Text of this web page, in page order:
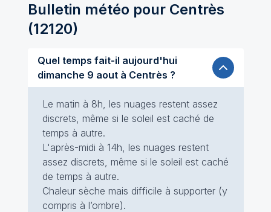
Bulletin météo pour Centrès
(12120)
Quel temps fait-il aujourd'hui
dimanche 9 aout à Centrès ?
Le matin à 8h, les nuages restent assez
discrets, même si le soleil est caché de
temps à autre.
L'après-midi à 14h, les nuages restent
assez discrets, même si le soleil est caché
de temps à autre.
Chaleur sèche mais difficile à supporter (y
compris à l’ombre).